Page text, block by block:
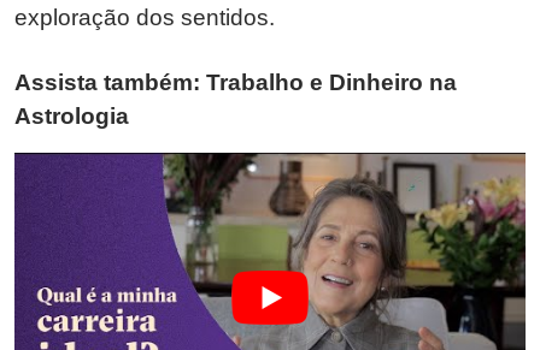
exploração dos sentidos.
Assista também: Trabalho e Dinheiro na
Astrologia